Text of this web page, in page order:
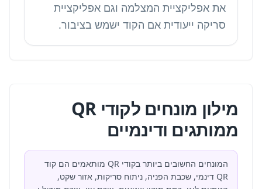
את אפליקציית המצלמה וגם אפליקציית
סריקה ייעודית אם הקוד ישמש בציבור.
מילון מונחים לקודי QR
ממותגים ודינמיים
המונחים החשובים ביותר בקודי QR מותאמים הם קוד
QR דינמי, שכבת הפניה, ניתוח סריקות, אזור שקט,